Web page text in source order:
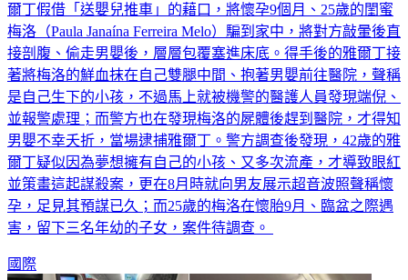
爾丁假借「送嬰兒推車」的藉口，將懷孕9個月、25歲的閨蜜
梅洛（Paula Janaína Ferreira Melo）騙到家中，將對方敲暈後直
接剖腹、偷走男嬰後，層層包覆塞進床底。得手後的雅爾丁接
著將梅洛的鮮血抹在自己雙腿中間、抱著男嬰前往醫院，聲稱
是自己生下的小孩，不過馬上就被機警的醫護人員發現端倪、
並報警處理；而警方也在發現梅洛的屍體後趕到醫院，才得知
男嬰不幸夭折，當場逮捕雅爾丁。警方調查後發現，42歲的雅
爾丁疑似因為夢想擁有自己的小孩、又多次流產，才導致眼紅
並策畫這起謀殺案，更在8月時就向男友展示超音波照聲稱懷
孕，足見其預謀已久；而25歲的梅洛在懷胎9月、臨盆之際遇
害，留下三名年幼的子女，案件待調查。
國際